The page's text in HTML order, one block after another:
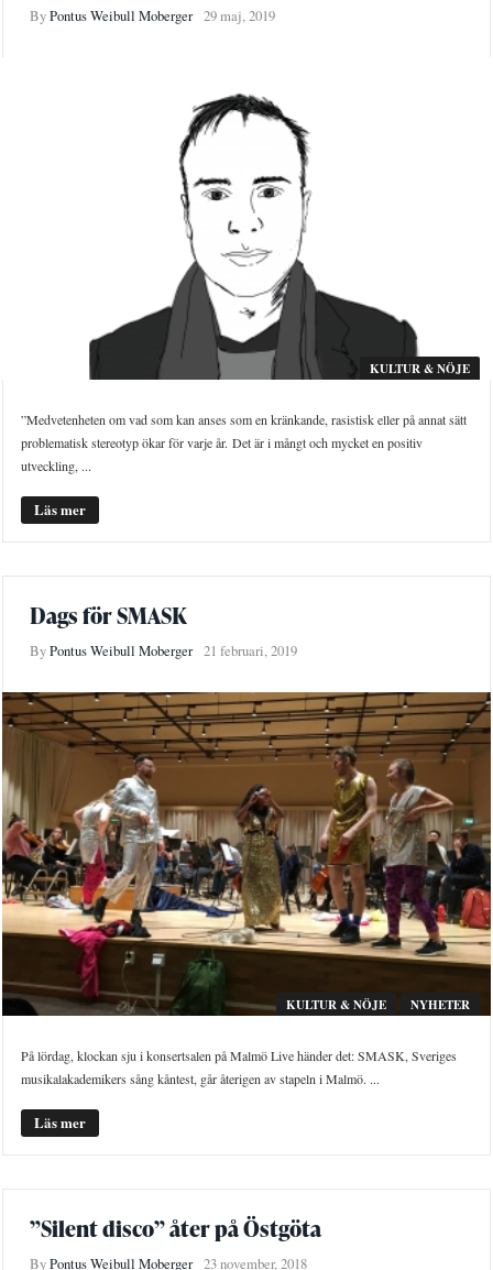
ByPontus Weibull Moberger 29 maj, 2019
KULTUR & NÖJE
”Medvetenheten om vad som kan anses som en kränkande, rasistisk eller på annat sätt
problematisk stereotyp ökar för varje år. Det är i mångt och mycket en positiv
utveckling, ...
Läs mer
Dags för SMASK
ByPontus Weibull Moberger 21 februari, 2019
KULTUR & NÖJE NYHETER
På lördag, klockan sju i konsertsalen på Malmö Live händer det: SMASK, Sveriges
musikalakademikers sång kåntest, går återigen av stapeln i Malmö. ...
Läs mer
”Silent disco” åter på Östgöta
ByPontus Weibull Moberger 23 november, 2018